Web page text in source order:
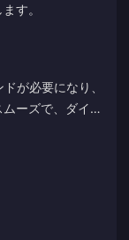
す。
が必要になり、
ーズで、ダイヤ